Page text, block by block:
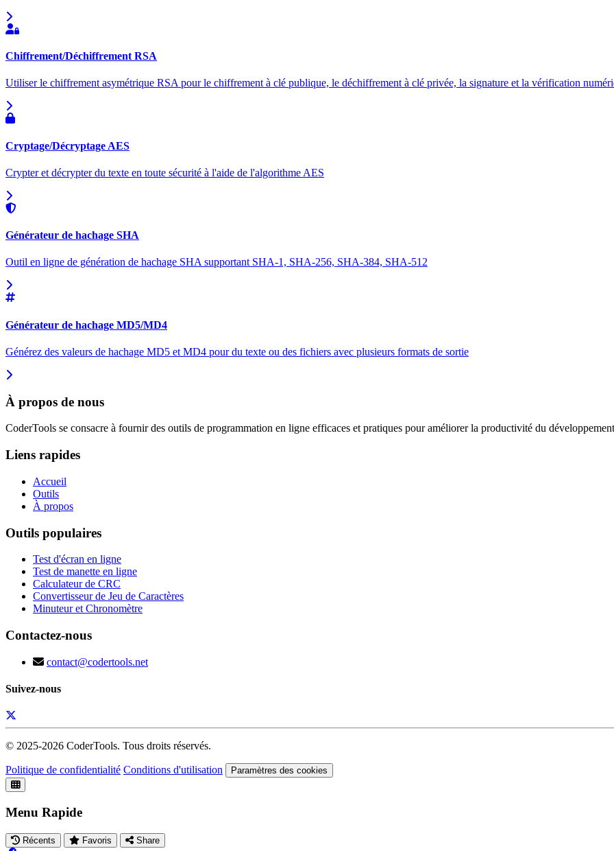
Chiffrement/Déchiffrement RSA
Utiliser le chiffrement asymétrique RSA pour le chiffrement à clé publique, le déchiffrement à clé privée, la signature et la vérification
Cryptage/Décryptage AES
Crypter et décrypter du texte en toute sécurité à l'aide de l'algorithme AES
Générateur de hachage SHA
Outil en ligne de génération de hachage SHA supportant SHA-1, SHA-256, SHA-384, SHA-512
Générateur de hachage MD5/MD4
Générez des valeurs de hachage MD5 et MD4 pour du texte ou des fichiers avec plusieurs formats de sortie
À propos de nous
CoderTools se consacre à fournir des outils de programmation en ligne efficaces et pratiques pour améliorer la productivité du
Liens rapides
Accueil
Outils
À propos
Outils populaires
Test d'écran en ligne
Test de manette en ligne
Calculateur de CRC
Convertisseur de Jeu de Caractères
Minuteur et Chronomètre
Contactez-nous
contact@codertools.net
Suivez-nous
© 2025-2026 CoderTools. Tous droits réservés.
Politique de confidentialité Conditions d'utilisation Paramètres des cookies
Menu Rapide
Récents Favoris Share